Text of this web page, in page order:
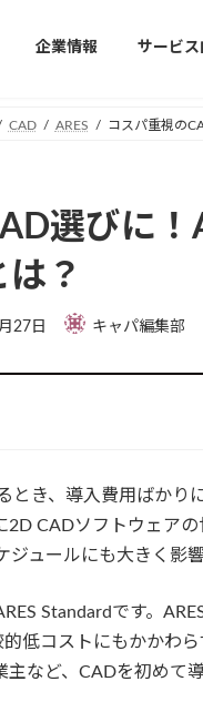
企業情報 サービス
CAD ARES コスパ重視の
選びに！
？
27日 キャパ編集部
とき、導入費用ばかり
2D CADソフトウェア
ュールにも大きく影
Standardです。
低コストにもかかわ
主など、CADを初めて